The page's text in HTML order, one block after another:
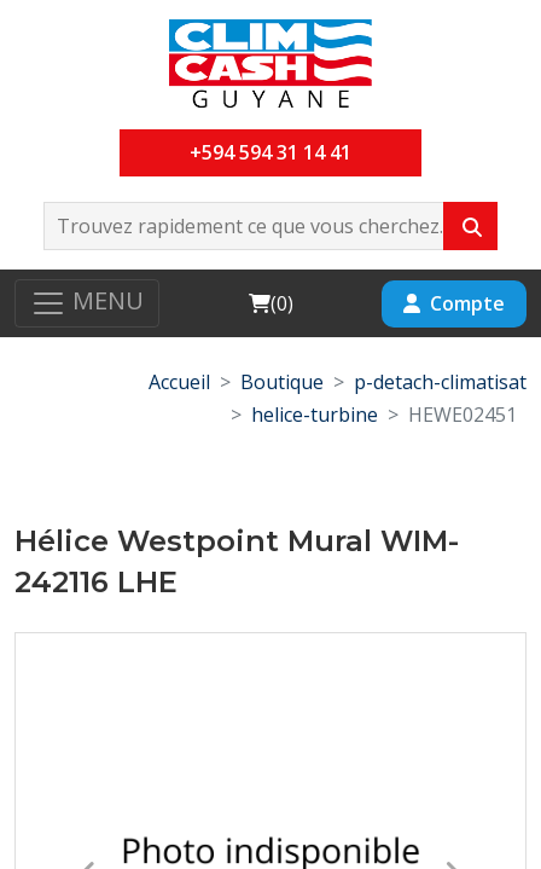
+594 594 31 14 41
MENU Cart
(0) Compte
Accueil Boutique
p-detach-climatisat
helice-turbine
HEWE02451
Hélice Westpoint Mural WIM-
242116 LHE